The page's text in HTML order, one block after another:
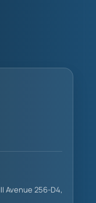
Avenue 256-D4,